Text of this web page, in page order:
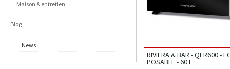
RIVIERA & BAR - QFR600 -
POSABLE - 60 L
Maison & entretien
Blog
News